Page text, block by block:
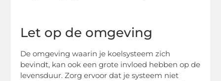
Let op de omgeving
De omgeving waarin je koelsysteem zich
bevindt, kan ook een grote invloed hebben op de
levensduur. Zorg ervoor dat je systeem niet